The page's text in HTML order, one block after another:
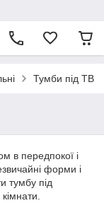
Тумби під ТВ
в передпокої і
форми і
тумбу під